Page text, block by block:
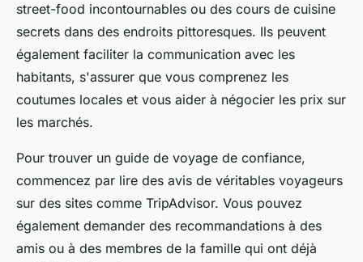
street-food incontournables ou des cours de cuisine
secrets dans des endroits pittoresques. Ils peuvent
également faciliter la communication avec les
habitants, s'assurer que vous comprenez les
coutumes locales et vous aider à négocier les prix sur
les marchés.
Pour trouver un guide de voyage de confiance,
commencez par lire des avis de véritables voyageurs
sur des sites comme TripAdvisor. Vous pouvez
également demander des recommandations à des
amis ou à des membres de la famille qui ont déjà